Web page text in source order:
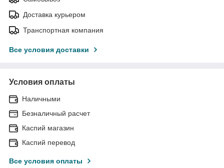
Доставка курьером
Транспортная компания
Все условия доставки
Условия оплаты
Наличными
Безналичный расчет
Каспий магазин
Каспий перевод
Все условия оплаты